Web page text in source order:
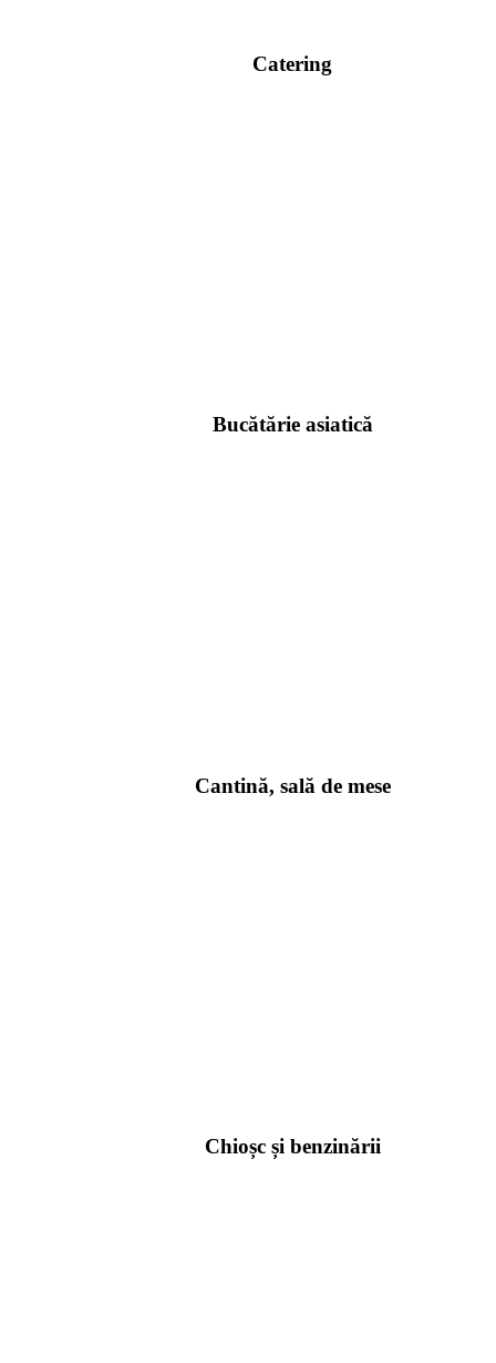
Catering
Bucătărie asiatică
Cantină, sală de mese
Chioșc și benzinării